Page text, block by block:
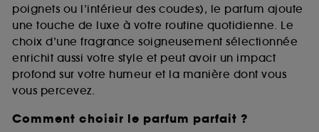
poignets ou l’intérieur des coudes), le parfum ajoute
une touche de luxe à votre routine quotidienne. Le
choix d’une fragrance soigneusement sélectionnée
enrichit aussi votre style et peut avoir un impact
profond sur votre humeur et la manière dont vous
vous percevez.
Comment choisir le parfum parfait ?